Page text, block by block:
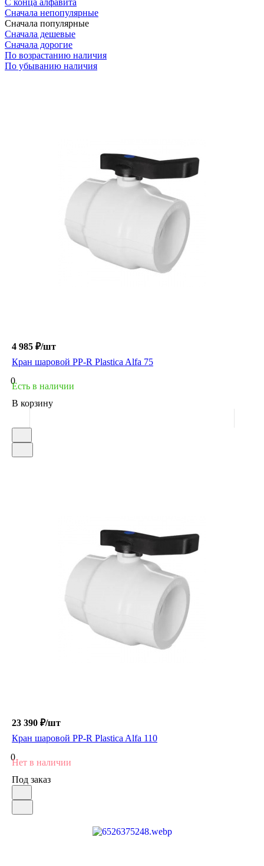
Сначала непопулярные
Сначала популярные
Сначала дешевые
Сначала дорогие
По возрастанию наличия
По убыванию наличия
4 985 ₽/шт
Кран шаровой PP-R Plastica Alfa 75
0
Есть в наличии
В корзину
23 390 ₽/шт
Кран шаровой PP-R Plastica Alfa 110
0
Нет в наличии
Под заказ